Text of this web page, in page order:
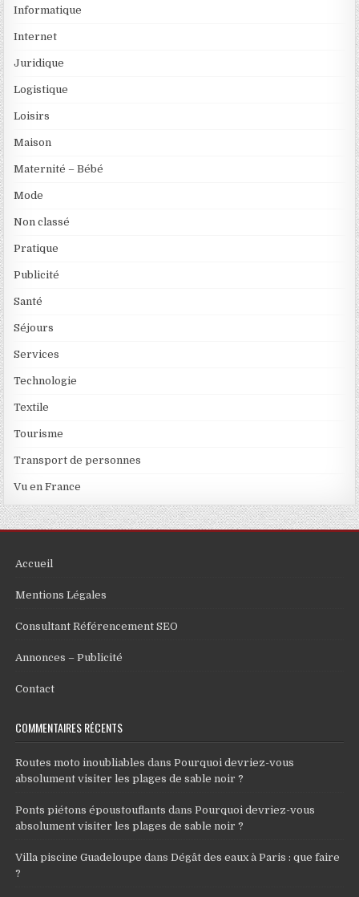
Informatique
Internet
Juridique
Logistique
Loisirs
Maison
Maternité – Bébé
Mode
Non classé
Pratique
Publicité
Santé
Séjours
Services
Technologie
Textile
Tourisme
Transport de personnes
Vu en France
Accueil
Mentions Légales
Consultant Référencement SEO
Annonces – Publicité
Contact
COMMENTAIRES RÉCENTS
Routes moto inoubliables dansPourquoi devriez-vous
absolument visiter les plages de sable noir ?
Ponts piétons époustouflants dansPourquoi devriez-vous
absolument visiter les plages de sable noir ?
Villa piscine Guadeloupe dansDégât des eaux à Paris : que faire
?